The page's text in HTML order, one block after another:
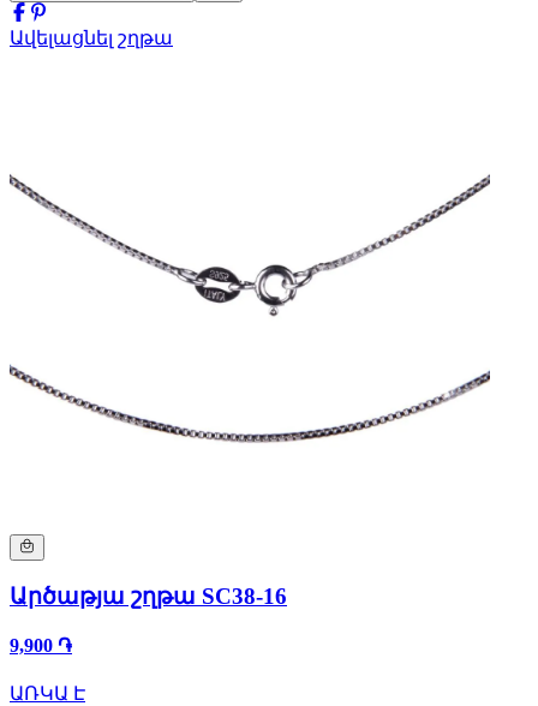
Ավելացնել շղթա
Արծաթյա շղթա SC38-16
9,900 ֏
ԱՌԿԱ Է